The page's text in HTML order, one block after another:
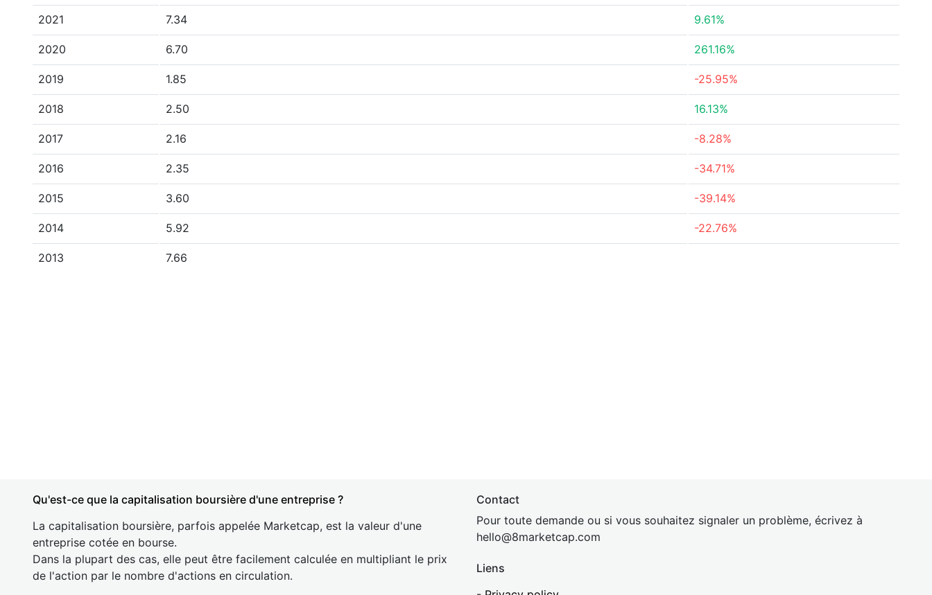
2021 7.34 9.61%
2020 6.70 261.16%
2019 1.85 -25.95%
2018 2.50 16.13%
2017 2.16 -8.28%
2016 2.35 -34.71%
2015 3.60 -39.14%
2014 5.92 -22.76%
2013 7.66
Qu'est-ce que la capitalisation boursière d'une entreprise ?
La capitalisation boursière, parfois appelée Marketcap, est la valeur d'une
entreprise cotée en bourse.
Dans la plupart des cas, elle peut être facilement calculée en multipliant le prix
de l'action par le nombre d'actions en circulation.
Contact
Pour toute demande ou si vous souhaitez signaler un problème, écrivez à
hello@8marketcap.com
Liens